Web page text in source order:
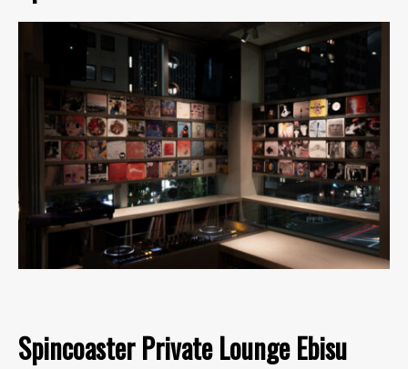
Spincoaster Private Lounge Ebisu